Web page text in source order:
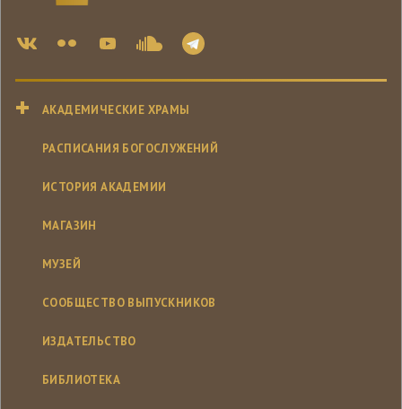
АКАДЕМИЧЕСКИЕ ХРАМЫ
РАСПИСАНИЯ БОГОСЛУЖЕНИЙ
ИСТОРИЯ АКАДЕМИИ
МАГАЗИН
МУЗЕЙ
СООБЩЕСТВО ВЫПУСКНИКОВ
ИЗДАТЕЛЬСТВО
БИБЛИОТЕКА